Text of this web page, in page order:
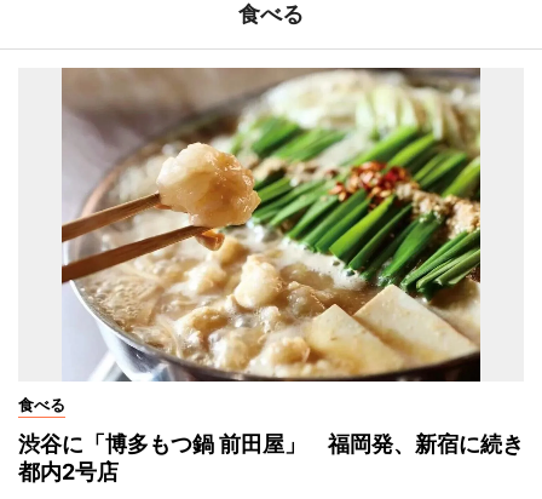
食べる
食べる
渋谷に「博多もつ鍋 前田屋」 福岡発、新宿に続き
都内2号店